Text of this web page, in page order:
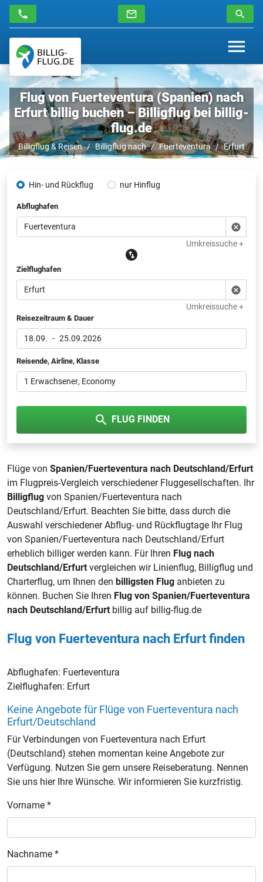
Flug von Fuerteventura (Spanien) nach
Erfurt billig buchen – Billigflug bei billig-
flug.de
Billigflug & Reisen Billigflug nach Fuerteventura Erfurt
Hin- und Rückflug nur Hinflug
Abflughafen
Umkreissuche +
Zielflughafen
Umkreissuche +
Reisezeitraum & Dauer
18.09. - 25.09.2026
Reisende, Airline, Klasse
1 Erwachsener, Economy
FLUG FINDEN
Flüge von Spanien/Fuerteventura nach Deutschland/Erfurt
im Flugpreis-Vergleich verschiedener Fluggesellschaften. Ihr
Billigflug von Spanien/Fuerteventura nach
Deutschland/Erfurt. Beachten Sie bitte, dass durch die
Auswahl verschiedener Abflug- und Rückflugtage Ihr Flug
von Spanien/Fuerteventura nach Deutschland/Erfurt
erheblich billiger werden kann. Für Ihren Flug nach
Deutschland/Erfurt vergleichen wir Linienflug, Billigflug und
Charterflug, um Ihnen den billigsten Flug anbieten zu
können. Buchen Sie Ihren Flug von Spanien/Fuerteventura
nach Deutschland/Erfurt billig auf billig-flug.de
Flug von Fuerteventura nach Erfurt finden
Abflughafen: Fuerteventura
Zielflughafen: Erfurt
Keine Angebote für Flüge von Fuerteventura nach
Erfurt/Deutschland
Für Verbindungen von Fuerteventura nach Erfurt
(Deutschland) stehen momentan keine Angebote zur
Verfügung. Nutzen Sie gern unsere Reiseberatung. Nennen
Sie uns hier Ihre Wünsche. Wir informieren Sie kurzfristig.
Vorname *
Nachname *